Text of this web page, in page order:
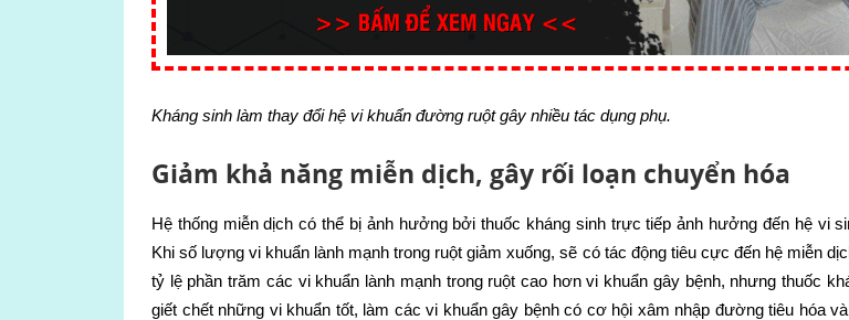
Kháng sinh làm thay đổi hệ vi khuẩn đường ruột gây nhiều tác dụng phụ.
Giảm khả năng miễn dịch, gây rối loạn chuyển hóa
Hệ thống miễn dịch có thể bị ảnh hưởng bởi thuốc kháng sinh trực tiếp ảnh hưởng đến hệ vi
Khi số lượng vi khuẩn lành mạnh trong ruột giảm xuống, sẽ có tác động tiêu cực đến hệ miễn
tỷ lệ phần trăm các vi khuẩn lành mạnh trong ruột cao hơn vi khuẩn gây bệnh, nhưng thuốc
giết chết những vi khuẩn tốt, làm các vi khuẩn gây bệnh có cơ hội xâm nhập đường tiêu hóa